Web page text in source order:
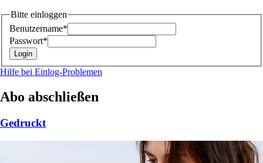
Bitte einloggen
Benutzername*
Passwort*
Hilfe bei Einlog-Problemen
Abo abschließen
Gedruckt